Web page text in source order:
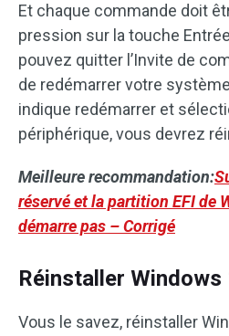
Et chaque commande doit
pression sur la touche
pouvez quitter l’Invite de
de redémarrer votre
indique redémarrer et
périphérique, vous devrez
Meilleure recommandation:
réservé et la partition EFI de
démarre pas – Corrigé
Réinstaller
Vous le savez, réinstaller